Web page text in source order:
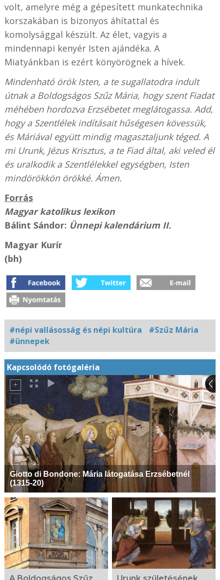
volt, amelyre még a gépesített munkatechnika
korszakában is bizonyos áhítattal és
komolysággal készült. Az élet, vagyis a
mindennapi kenyér Isten ajándéka. A
Miatyánkban is ezért könyörögnek a hívek.
Mindenható örök Isten, a te sugallatodra indult
útnak a Boldogságos Szűz Mária, hogy szent Fiadat
méhében hordozva Erzsébetet meglátogassa. Add,
hogy a Szentlélek indításait hűségesen kövessük,
és Máriával együtt mindig magasztaljunk téged. A
mi Urunk, Jézus Krisztus, a te Fiad által, aki veled él
és uralkodik a Szentlélekkel egységben, Isten
mindörökkön örökké. Ámen.
Forrás
Magyar katolikus lexikon
Bálint Sándor: Ünnepi kalendárium II.
Magyar Kurír
(bh)
#népi vallásosság és népi kultúra
#Szűz Mária
#ünnepek
Kapcsolódó fotógaléria
Giotto di Bondone: Mária látogatása Erzsébetnél
(1315-20)